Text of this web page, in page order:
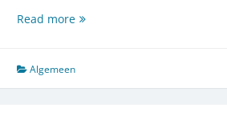
Read moreCreëer
paardenstal:
materialen
Algemeen